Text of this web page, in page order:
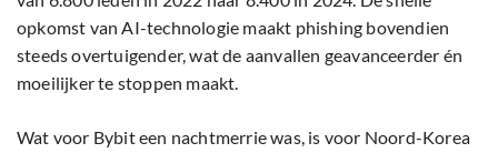
opkomst van AI-technologie maakt phishing bovendien
steeds overtuigender, wat de aanvallen geavanceerder én
moeilijker te stoppen maakt.
Wat voor Bybit een nachtmerrie was, is voor Noord-Korea